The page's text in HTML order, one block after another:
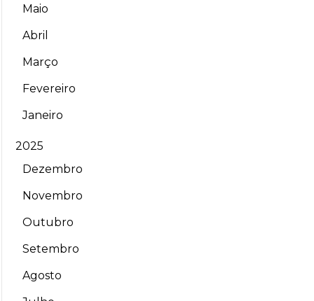
Maio
Abril
Março
Fevereiro
Janeiro
2025
Dezembro
Novembro
Outubro
Setembro
Agosto